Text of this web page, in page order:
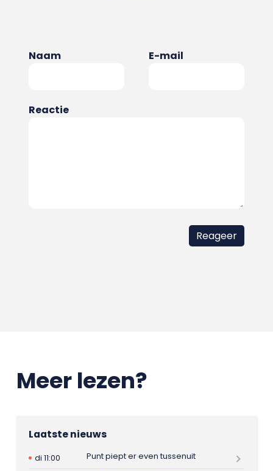
Naam E-mail
Reactie
Meer lezen?
Laatste nieuws
di 11:00
Punt piept er even tussenuit